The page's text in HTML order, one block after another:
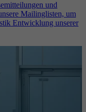
und
Mailinglisten, um
Entwicklung unserer